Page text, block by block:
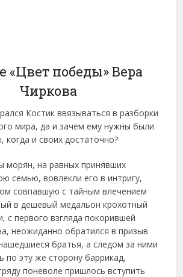
«Цвет победы» Вера
Чиркова
Костик ввязываться в разборки
мира, да и зачем ему нужны были
и своих достаточно?
морян, на равных принявших
семью, вовлекли его в интригу,
совпавшую с тайным влечением
в дешевый медальон крохотный
с первого взгляда покорившей
неожиданно обратился в призыв
братья, а следом за ними
по эту же сторону баррикад,
поневоле пришлось вступить